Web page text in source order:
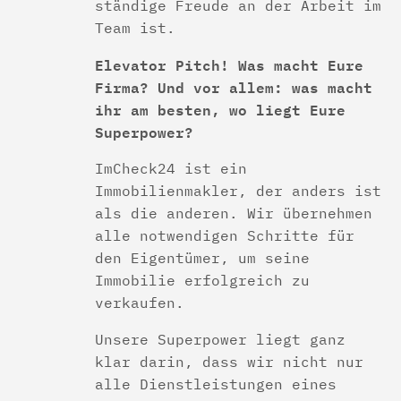
ständige Freude an der Arbeit im
Team ist.
Elevator Pitch! Was macht Eure
Firma? Und vor allem: was macht
ihr am besten, wo liegt Eure
Superpower?
ImCheck24 ist ein
Immobilienmakler, der anders ist
als die anderen. Wir übernehmen
alle notwendigen Schritte für
den Eigentümer, um seine
Immobilie erfolgreich zu
verkaufen.
Unsere Superpower liegt ganz
klar darin, dass wir nicht nur
alle Dienstleistungen eines